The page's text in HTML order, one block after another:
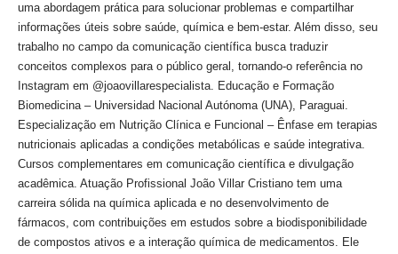
uma abordagem prática para solucionar problemas e compartilhar
informações úteis sobre saúde, química e bem-estar. Além disso, seu
trabalho no campo da comunicação científica busca traduzir
conceitos complexos para o público geral, tornando-o referência no
Instagram em @joaovillarespecialista. Educação e Formação
Biomedicina – Universidad Nacional Autónoma (UNA), Paraguai.
Especialização em Nutrição Clínica e Funcional – Ênfase em terapias
nutricionais aplicadas a condições metabólicas e saúde integrativa.
Cursos complementares em comunicação científica e divulgação
acadêmica. Atuação Profissional João Villar Cristiano tem uma
carreira sólida na química aplicada e no desenvolvimento de
fármacos, com contribuições em estudos sobre a biodisponibilidade
de compostos ativos e a interação química de medicamentos. Ele